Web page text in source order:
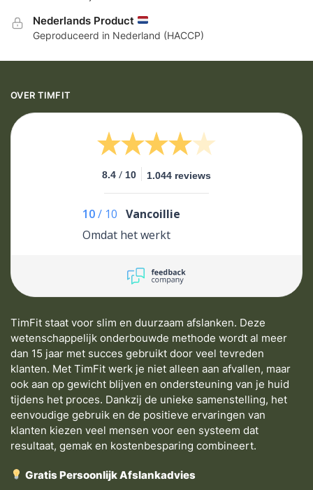
Nederlands Product
Geproduceerd in Nederland (HACCP)
OVER TIMFIT
8.4 / 10 1.044 reviews
10/ 10 Vancoillie
Omdat het werkt
TimFit staat voor slim en duurzaam afslanken. Deze
wetenschappelijk onderbouwde methode wordt al meer
dan 15 jaar met succes gebruikt door veel tevreden
klanten. Met TimFit werk je niet alleen aan afvallen, maar
ook aan op gewicht blijven en ondersteuning van je huid
tijdens het proces. Dankzij de unieke samenstelling, het
eenvoudige gebruik en de positieve ervaringen van
klanten kiezen veel mensen voor een systeem dat
resultaat, gemak en kostenbesparing combineert.
Gratis Persoonlijk Afslankadvies